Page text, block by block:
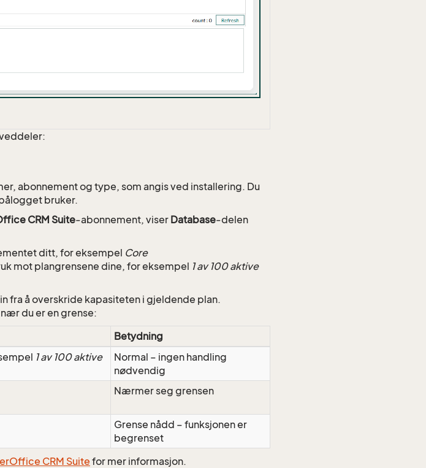
abonnement og type, som angis ved installering. Du
bruker.
CRM Suite-abonnement, viser Database-delen
ditt, for eksempel Core
mot plangrensene dine, for eksempel 1 av 100 aktive
fra å overskride kapasiteten i gjeldende plan.
du er en grense:
Betydning
1 av 100 aktive
Normal – ingen handling
nødvendig
Nærmer seg grensen
Grense nådd – funksjonen er
begrenset
CRM Suite for mer informasjon.